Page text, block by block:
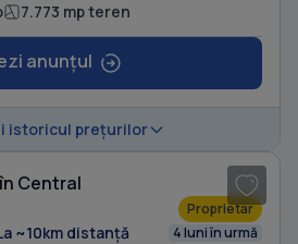
7.773 mp teren
anunțul
istoricul prețurilor
Central
Proprietar
~10km distanță 4 luni în urmă